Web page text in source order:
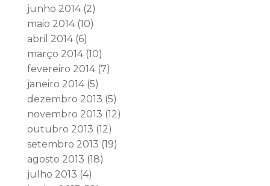
junho 2014(2)
maio 2014(10)
abril 2014(6)
março 2014(10)
fevereiro 2014(7)
janeiro 2014(5)
dezembro 2013 (5)
novembro 2013 (12)
outubro 2013 (12)
setembro 2013 (19)
agosto 2013 (18)
julho 2013 (4)